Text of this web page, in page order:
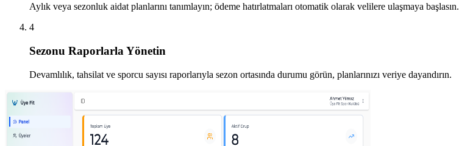
Aylık veya sezonluk aidat planlarını tanımlayın; ödeme hatırlatmaları otomatik olarak velilere ulaşmaya başlasın.
4
Sezonu Raporlarla Yönetin
Devamlılık, tahsilat ve sporcu sayısı raporlarıyla sezon ortasında durumu görün, planlarınızı veriye dayandırın.